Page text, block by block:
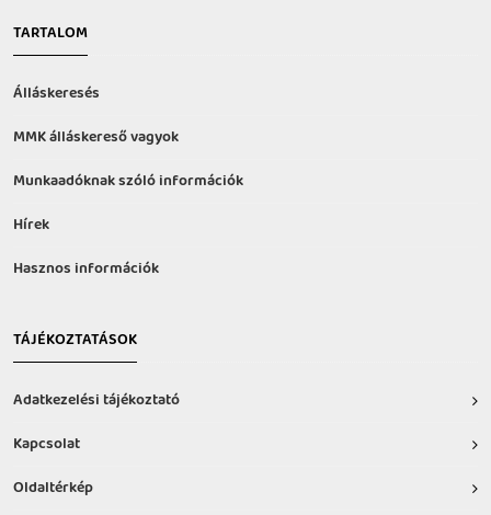
TARTALOM
Álláskeresés
MMK álláskereső vagyok
Munkaadóknak szóló információk
Hírek
Hasznos információk
TÁJÉKOZTATÁSOK
Adatkezelési tájékoztató
Kapcsolat
Oldaltérkép